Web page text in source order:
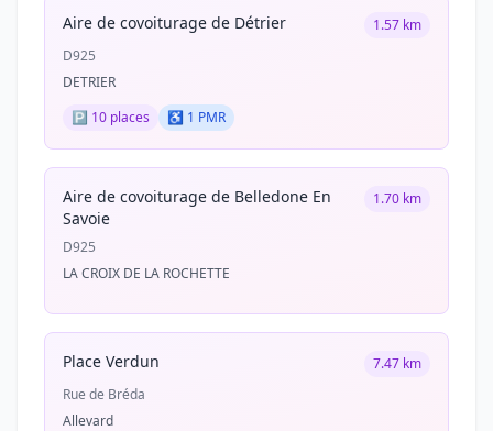
Aire de covoiturage de Détrier
1.57 km
D925
DETRIER
🅿️ 10 places
♿ 1 PMR
Aire de covoiturage de Belledone En
Savoie
1.70 km
D925
LA CROIX DE LA ROCHETTE
Place Verdun
7.47 km
Rue de Bréda
Allevard